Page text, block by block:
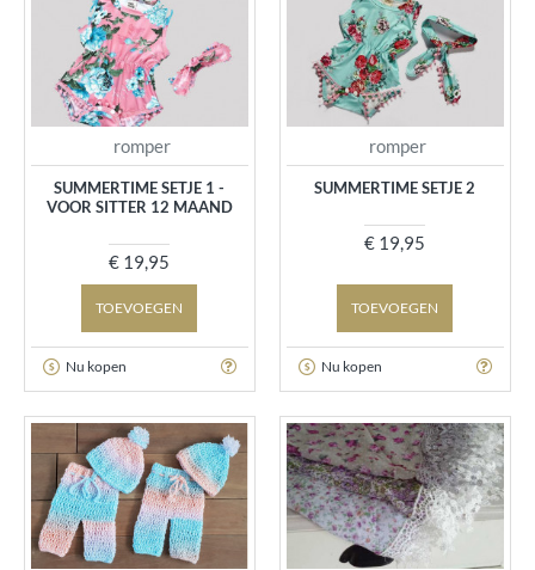
romper
SUMMERTIME SETJE 1 -
VOOR SITTER 12 MAAND
€ 19,95
TOEVOEGEN
Nu kopen
romper
SUMMERTIME SETJE 2
€ 19,95
TOEVOEGEN
Nu kopen